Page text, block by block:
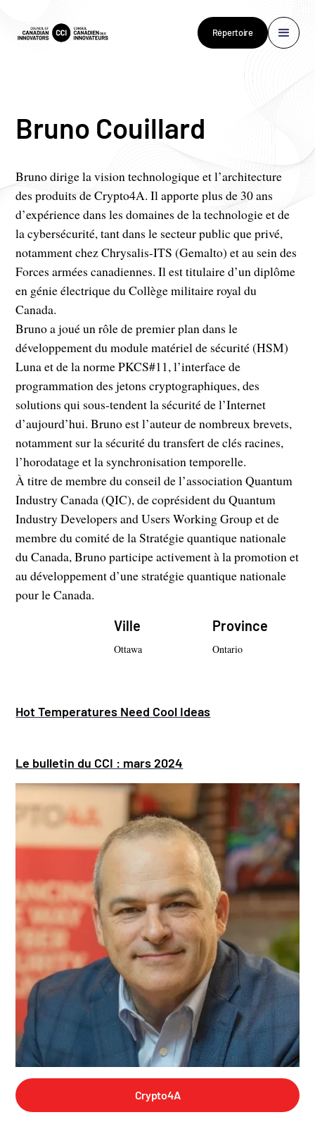
Répertoire
Crypto4A
Bruno Couillard
Bruno dirige la vision technologique et l’architecture
des produits de Crypto4A. Il apporte plus de 30 ans
d’expérience dans les domaines de la technologie et de
la cybersécurité, tant dans le secteur public que privé,
notamment chez Chrysalis-ITS (Gemalto) et au sein des
Forces armées canadiennes. Il est titulaire d’un diplôme
en génie électrique du Collège militaire royal du
Canada.
Bruno a joué un rôle de premier plan dans le
développement du module matériel de sécurité (HSM)
Luna et de la norme PKCS#11, l’interface de
programmation des jetons cryptographiques, des
solutions qui sous-tendent la sécurité de l’Internet
d’aujourd’hui. Bruno est l’auteur de nombreux brevets,
notamment sur la sécurité du transfert de clés racines,
l’horodatage et la synchronisation temporelle.
À titre de membre du conseil de l’association Quantum
Industry Canada (QIC), de coprésident du Quantum
Industry Developers and Users Working Group et de
membre du comité de la Stratégie quantique nationale
du Canada, Bruno participe activement à la promotion et
au développement d’une stratégie quantique nationale
pour le Canada.
Ville
Ottawa
Province
Ontario
Hot Temperatures Need Cool Ideas
Le bulletin du CCI : mars 2024